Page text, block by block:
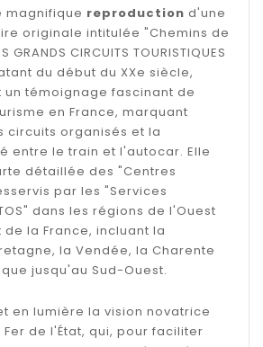
magnifique reproduction d'une
originale intitulée "Chemins de
GRANDS CIRCUITS TOURISTIQUES
du début du XXe siècle,
témoignage fascinant de
en France, marquant
circuits organisés et la
entre le train et l'autocar. Elle
détaillée des "Centres
par les "Services
dans les régions de l'Ouest
la France, incluant la
la Vendée, la Charente
jusqu'au Sud-Ouest.
en lumière la vision novatrice
de l'État, qui, pour faciliter